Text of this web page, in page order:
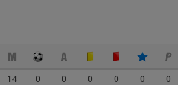
14 0 0 0 0 0
0